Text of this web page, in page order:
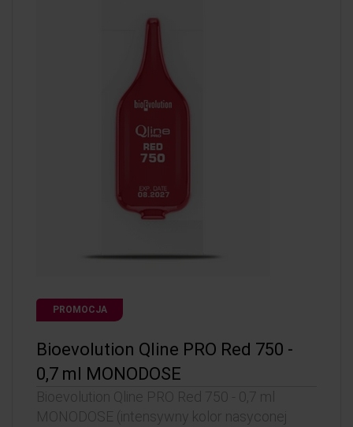
PROMOCJA
Bioevolution Qline PRO Red 750 -
0,7 ml MONODOSE
Bioevolution Qline PRO Red 750 - 0,7 ml
MONODOSE (intensywny kolor nasyconej